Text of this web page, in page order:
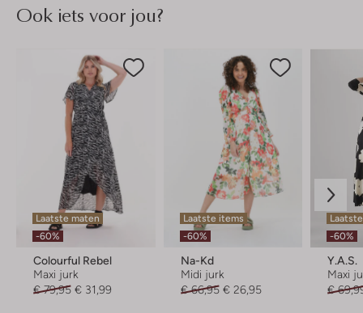
Ook iets voor jou?
Laatste maten
-60%
Colourful Rebel
Maxi jurk
€ 79,95 € 31,99
Laatste items
-60%
Na-Kd
Midi jurk
€ 66,95 € 26,95
-60%
Y.a.s.
Maxi
€